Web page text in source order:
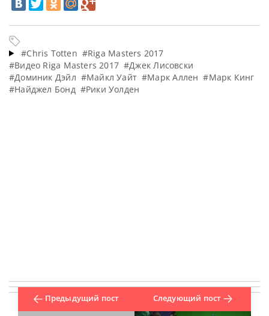
#Chris Totten #Riga Masters 2017
#Видео Riga Masters 2017 #Джек Лисовски
#Доминик Дэйл #Майкл Уайт #Марк Аллен #Марк Кинг
#Найджел Бонд #Рики Уолден
Предыдущий пост Следующий пост